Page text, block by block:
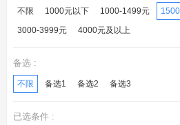
不限 1000元以下 1000-1499元
3000-3999元
4000元及以上
备选 :
不限 备选1 备选2 备选3
已选条件 :